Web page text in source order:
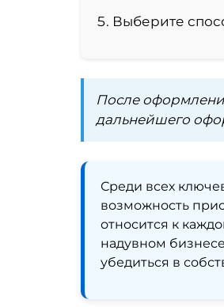
Выберите
После
дальнейшего
Среди всех
возможность
относится к
надувном
убедиться в